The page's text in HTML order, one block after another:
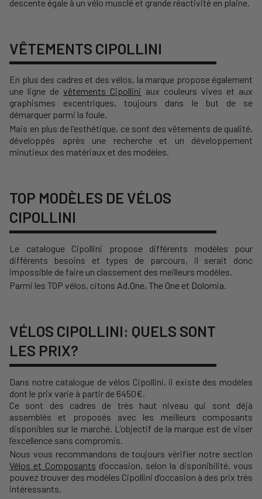
descente égale à un vélo musclé et grande réactivité en plaine.
VÊTEMENTS CIPOLLINI
En plus des cadres et des vélos, la marque propose également
une ligne devêtements Cipollini aux couleurs vives et aux
graphismes excentriques, toujours dans le but de se
démarquer parmi la foule.
Mais en plus de l'esthétique, ce sont des vêtements de qualité,
développés après une recherche et un développement
minutieux des matériaux et des modèles.
TOP MODÈLES DE VÉLOS
CIPOLLINI
Le catalogue Cipollini propose différents modèles pour
différents besoins et types de parcours, il serait donc
impossible de faire un classement des meilleurs modèles.
Parmi les TOP vélos, citons Ad.One, The One et Dolomia
VÉLOS CIPOLLINI: QUELS SONT
LES PRIX?
Dans notre catalogue de vélos Cipollini, il existe des modèles
dont le prix varie à partir de 6450€.
Ce sont des cadres de très haut niveau qui sont déjà
assemblés et proposés avec les meilleurs composants
disponibles sur le marché. L’objectif de la marque est de viser
l’excellence sans compromis.
Nous vous recommandons de toujours vérifier notre section
Vélos et Composants d’occasion, selon la disponibilité, vous
pouvez trouver des modèles Cipollini d’occasion à des prix très
intéressants.